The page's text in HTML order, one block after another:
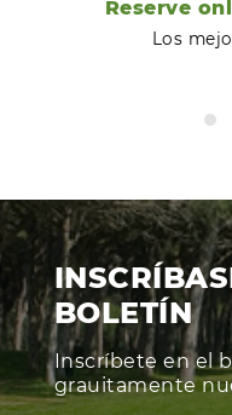
Reserve
Los
BOLETÍN
Inscríbete en el
grauitamente